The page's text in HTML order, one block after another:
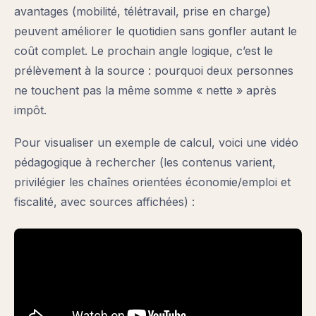
avantages (mobilité, télétravail, prise en charge)
peuvent améliorer le quotidien sans gonfler autant le
coût complet. Le prochain angle logique, c’est le
prélèvement à la source : pourquoi deux personnes
ne touchent pas la même somme « nette » après
impôt.
Pour visualiser un exemple de calcul, voici une vidéo
pédagogique à rechercher (les contenus varient,
privilégier les chaînes orientées économie/emploi et
fiscalité, avec sources affichées) :